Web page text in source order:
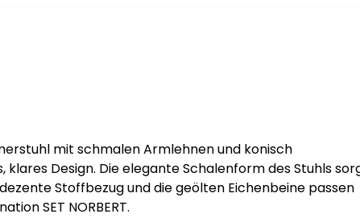
mit schmalen Armlehnen und konisch
Design. Die elegante Schalenform des Stuhls
Stoffbezug und die geölten Eichenbeine passen
SET NORBERT.